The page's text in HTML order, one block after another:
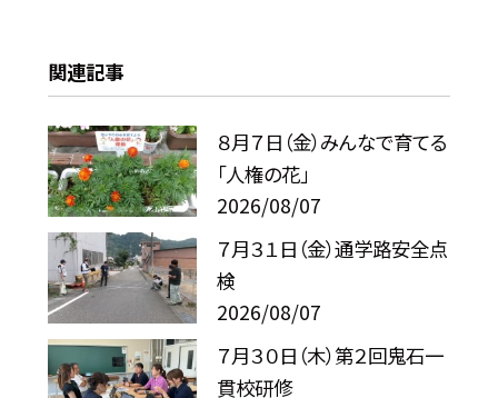
関連記事
８月７日（金）みんなで育てる
「人権の花」
2026/08/07
７月３１日（金）通学路安全点
検
2026/08/07
７月３０日（木）第２回鬼石一
貫校研修